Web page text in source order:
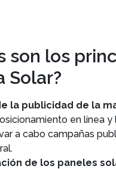
son los
Solar?
la publicidad de la
en línea y
a cabo campañas
de los paneles